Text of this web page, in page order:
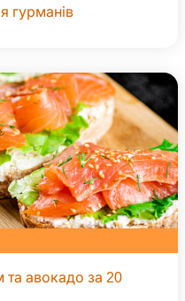
гурманів
авокадо за 20